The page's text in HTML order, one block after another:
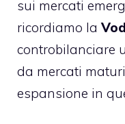
sui mercati
ricordiamo la
controbilanciare
da mercati
espansione in